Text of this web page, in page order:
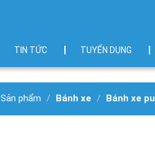
TIN TỨC TUYỂN DỤNG
Sản phẩm Bánh xe Bánh xe pu